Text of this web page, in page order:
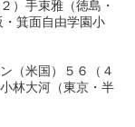
）手束雅（徳島・
箕面自由学園小
（米国）５６（４
林大河（東京・半